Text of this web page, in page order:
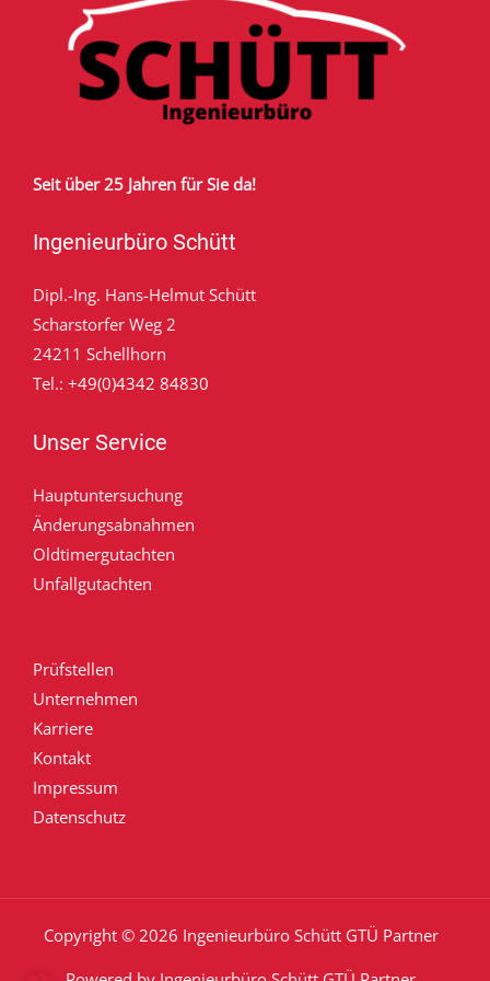
Seit über 25 Jahren für Sie da!
Ingenieurbüro Schütt
Dipl.-Ing. Hans-Helmut Schütt
Scharstorfer Weg 2
24211 Schellhorn
Tel.: +49(0)4342 84830
Unser Service
Hauptuntersuchung
Änderungsabnahmen
Oldtimergutachten
Unfallgutachten
Prüfstellen
Unternehmen
Karriere
Kontakt
Impressum
Datenschutz
Copyright © 2026 Ingenieurbüro Schütt GTÜ Partner